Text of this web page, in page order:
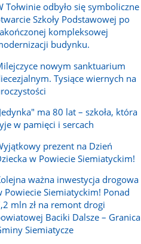
Tołwinie odbyło się symboliczne
Szkoły Podstawowej po
kompleksowej
budynku.
nowym sanktuarium
Tysiące wiernych na
ma 80 lat – szkoła, która
w pamięci i sercach
prezent na Dzień
w Powiecie Siemiatyckim!
ważna inwestycja drogowa
Powiecie Siemiatyckim! Ponad
mln zł na remont drogi
Baciki Dalsze – Granica
Siemiatycze